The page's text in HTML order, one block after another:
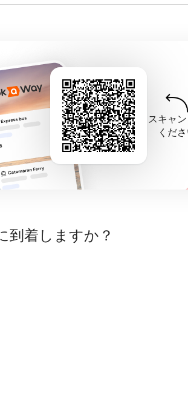
スキャ
くだ
到着しますか？